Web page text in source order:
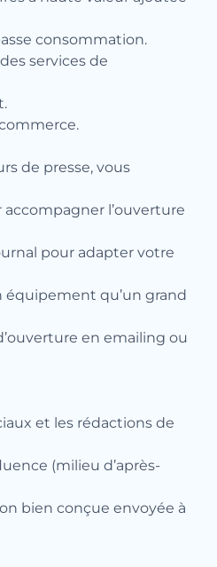
consommation.
services de
de presse, vous
l’ouverture
pour adapter votre
équipement qu’un grand
en emailing ou
et les rédactions de
(milieu d’après-
bien conçue envoyée à